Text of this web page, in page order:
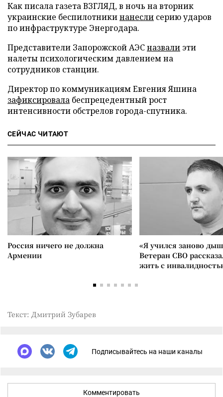
Как писала газета ВЗГЛЯД, в ночь на вторник
украинские беспилотникинанесли серию ударов
по инфраструктуре Энергодара.
Представители Запорожской АЭСназвали эти
налеты психологическим давлением на
сотрудников станции.
Директор по коммуникациям Евгения Яшина
зафиксировала беспрецедентный рост
интенсивности обстрелов города-спутника.
СЕЙЧАС ЧИТАЮТ
Россия ничего не должна
Армении
«Я учился заново
Ветеран СВО
жить с
Текст: Дмитрий Зубарев
Подписывайтесь на наши каналы
Комментировать